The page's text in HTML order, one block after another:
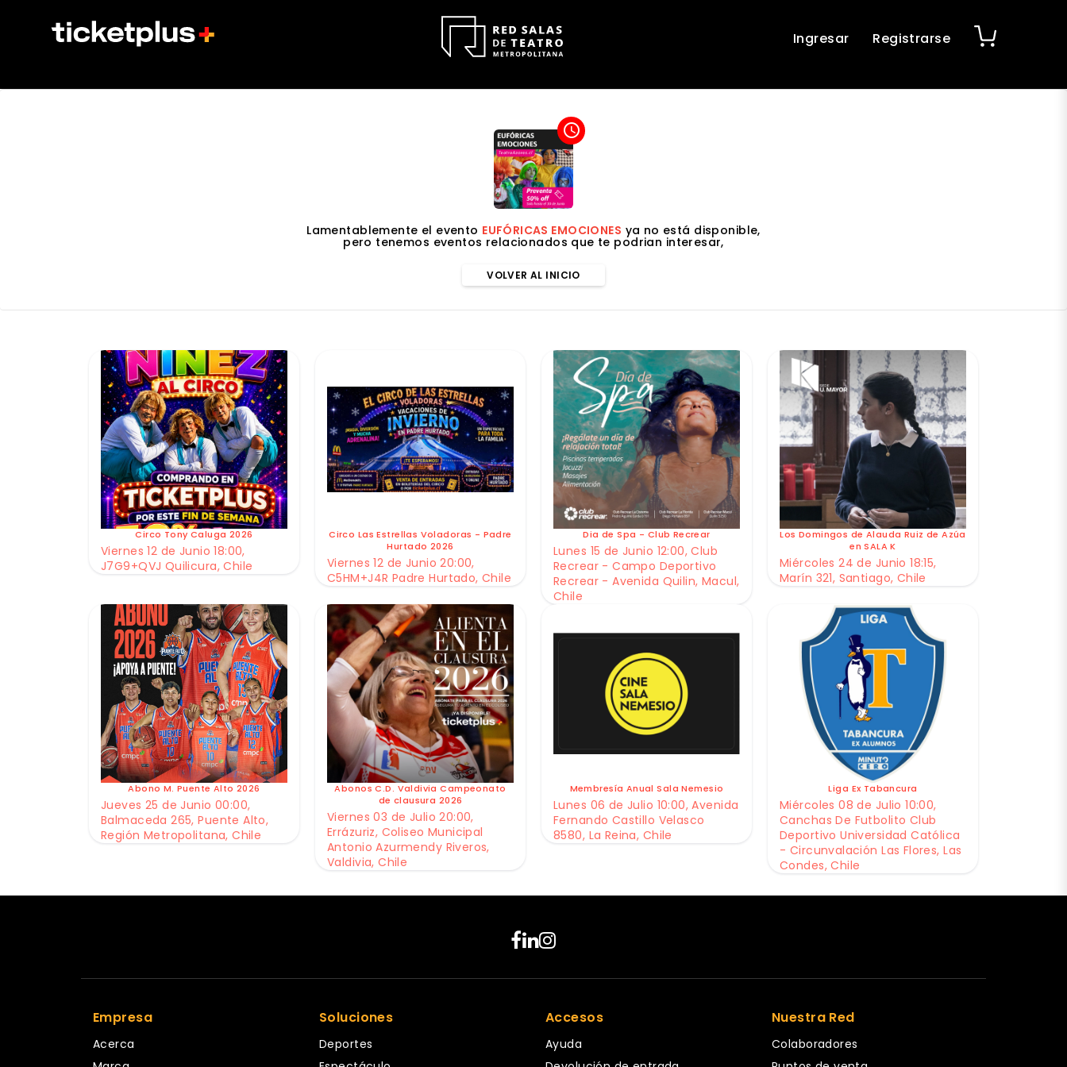
Ingresar Registrarse
access_time
Lamentablemente el evento EUFÓRICAS EMOCIONES ya no está disponible,
pero tenemos eventos relacionados que te podrian interesar,
VOLVER AL INICIO
Circo Tony Caluga 2026
Viernes 12 de Junio 18:00,
J7G9+QVJ Quilicura, Chile
Circo Las Estrellas Voladoras - Padre
Hurtado 2026
Viernes 12 de Junio 20:00,
C5HM+J4R Padre Hurtado, Chile
Dia de Spa - Club Recrear
Lunes 15 de Junio 12:00, Club
Recrear - Campo Deportivo
Recrear - Avenida Quilin, Macul,
Chile
Los Domingos de Alauda Ruiz de Azúa
en SALA K
Miércoles 24 de Junio 18:15,
Marín 321, Santiago, Chile
Abono M. Puente Alto 2026
Jueves 25 de Junio 00:00,
Balmaceda 265, Puente Alto,
Región Metropolitana, Chile
Abonos C.D. Valdivia Campeonato
de clausura 2026
Viernes 03 de Julio 20:00,
Errázuriz, Coliseo Municipal
Antonio Azurmendy Riveros,
Valdivia, Chile
Membresía Anual Sala Nemesio
Lunes 06 de Julio 10:00, Avenida
Fernando Castillo Velasco
8580, La Reina, Chile
Liga Ex Tabancura
Miércoles 08 de Julio 10:00,
Canchas De Futbolito Club
Deportivo Universidad Católica
- Circunvalación Las Flores, Las
Condes, Chile
Empresa
Acerca
Soluciones
Deportes
Accesos
Ayuda
Nuestra Red
Colaboradores